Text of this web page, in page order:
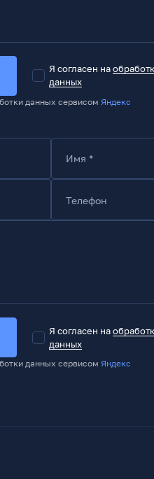
Я согласен на
данных
данных сервисом Яндекс
Имя *
Телефон
Я согласен на
данных
данных сервисом Яндекс